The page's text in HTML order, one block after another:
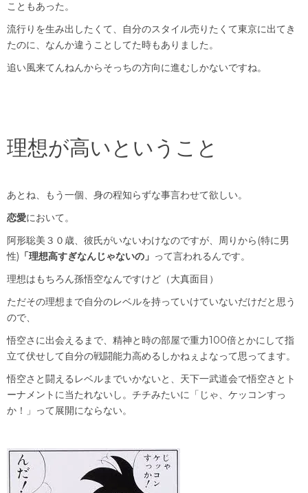
こともあった。
流行りを生み出したくて、自分のスタイル売りたくて東京に出てき
たのに、なんか違うことしてた時もありました。
追い風来てんねんからそっちの方向に進むしかないですね。
理想が高いということ
あとね、もう一個、身の程知らずな事言わせて欲しい。
恋愛において。
阿形聡美３０歳、彼氏がいないわけなのですが、周りから(特に男
性) 「理想高すぎなんじゃないの」 って言われるんです。
理想はもちろん孫悟空なんですけど（大真面目）
ただその理想まで自分のレベルを持っていけていないだけだと思う
ので、
悟空さに出会えるまで、精神と時の部屋で重力100倍とかにして指
立て伏せして自分の戦闘能力高めるしかねぇよなって思ってます。
悟空さと闘えるレベルまでいかないと、天下一武道会で悟空さとト
ーナメントに当たれないし。チチみたいに「じゃ、ケッコンすっ
か！」って展開にならない。